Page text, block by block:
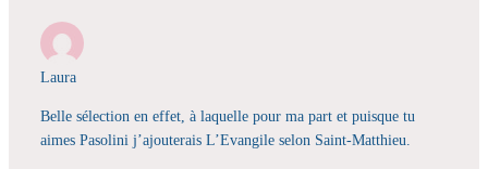
Laura
Belle sélection en effet, à laquelle pour ma part et puisque tu
aimes Pasolini j’ajouterais L’Evangile selon Saint-Matthieu.